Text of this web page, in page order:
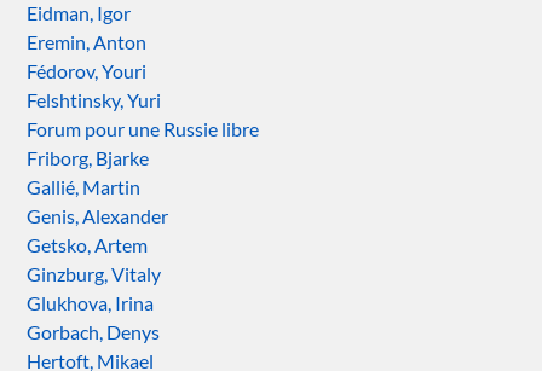
Eidman, Igor
Eremin, Anton
Fédorov, Youri
Felshtinsky, Yuri
Forum pour une Russie libre
Friborg, Bjarke
Gallié, Martin
Genis, Alexander
Getsko, Artem
Ginzburg, Vitaly
Glukhova, Irina
Gorbach, Denys
Hertoft, Mikael